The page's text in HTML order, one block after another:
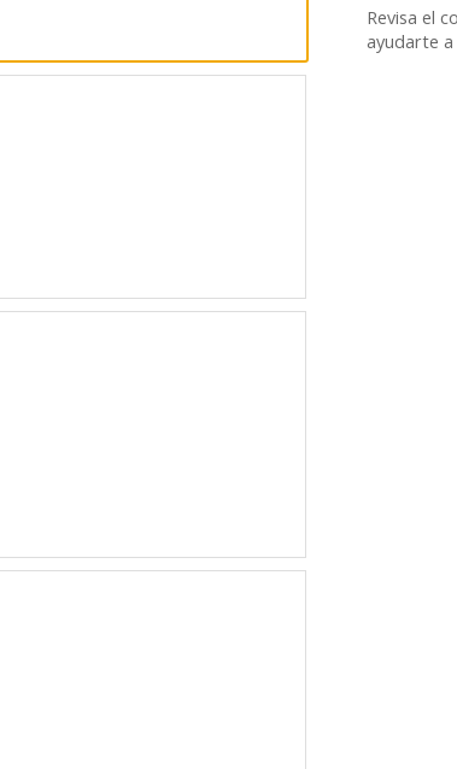
Revisa el
ayudarte